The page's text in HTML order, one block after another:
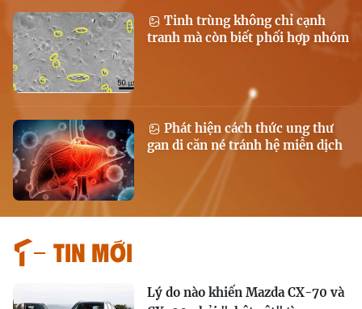
Tinh trùng không chỉ cạnh
tranh mà còn biết phối hợp nhóm
Phát hiện cách thức ung thư
gan di căn né tránh hệ miễn dịch
Tin mới
Lý do nào khiến Mazda CX-70 và